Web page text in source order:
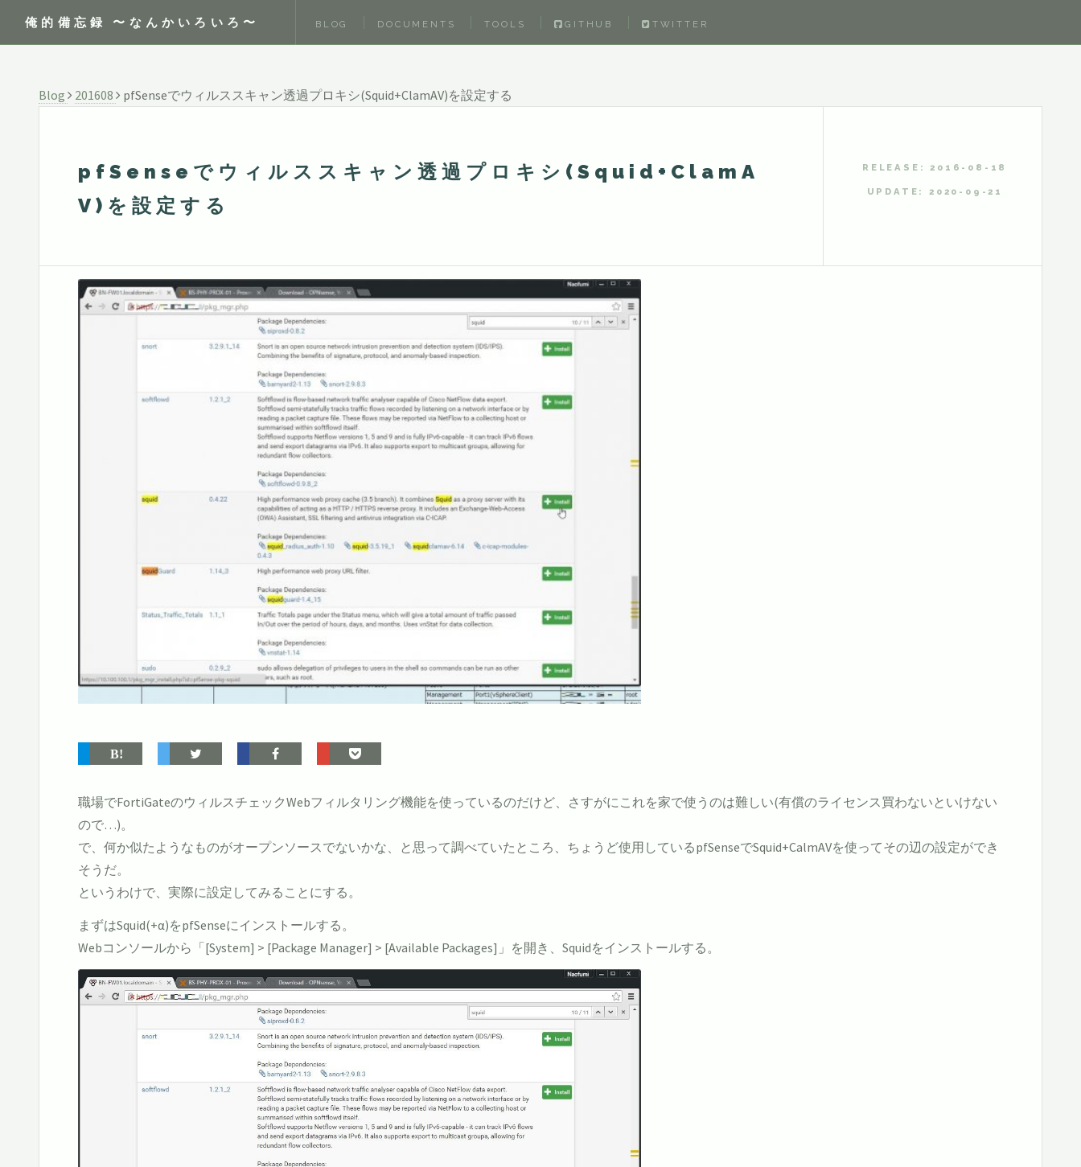
俺的備忘録 〜なんかいろいろ〜 BLOG DOCUMENTS TOOLS GITHUB TWITTER
Blog 201608 pfSenseでウィルススキャン透過プロキシ(Squid+ClamAV)を設定する
pfSenseでウィルススキャン透過プロキシ(Squid+ClamA
V)を設定する
RELEASE: 2016-08-18
UPDATE: 2020-09-21
職場でFortiGateのウィルスチェックWebフィルタリング機能を使っているのだけど、さすがにこれを家で使うのは難しい(有償のライセンス買わないといけない
ので…)。
で、何か似たようなものがオープンソースでないかな、と思って調べていたところ、ちょうど使用しているpfSenseでSquid+CalmAVを使ってその辺の設定ができ
そうだ。
というわけで、実際に設定してみることにする。
まずはSquid(+α)をpfSenseにインストールする。
Webコンソールから「[System] > [Package Manager] > [Available Packages]」を開き、Squidをインストールする。